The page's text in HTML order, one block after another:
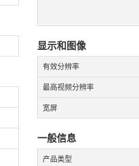
显示和图像
有效分辨率
最高视频分辨率
宽屏
一般信息
产品类型